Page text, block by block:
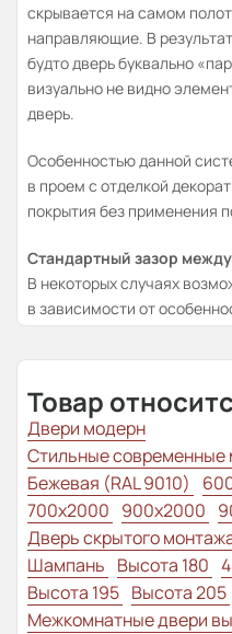
скрывается на самом
направляющие. В
будто дверь буквально
визуально не видно
дверь.
Особенностью данной
в проем с отделкой
покрытия без применения
Стандартный зазор
В некоторых случаях
в зависимости от
Товар
Двери модерн
Стильные
Бежевая (RAL 9010)
700x2000 900x2000
Дверь скрытого
Шампань Высота 180
Высота 195 Высота 205
Межкомнатные двери